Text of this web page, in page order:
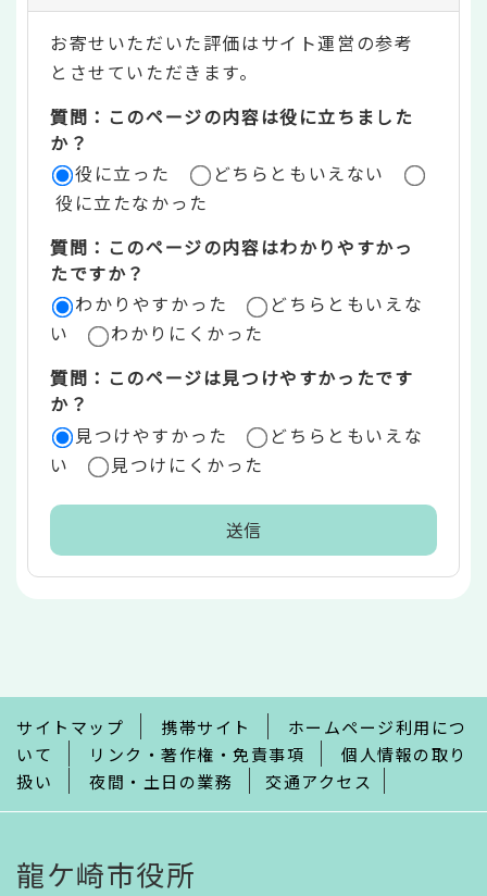
テ
ン
ツ
評
価
リ
ア
お寄せいただいた評価はサイト運営の参考
とさせていただきます。
質問：このページの内容は役に立ちました
か？
役に立った
どちらともいえない
役に立たなかった
質問：このページの内容はわかりやすかっ
たですか？
わかりやすかった
どちらともいえな
い
わかりにくかった
質問：このページは見つけやすかったです
か？
見つけやすかった
どちらともいえな
い
見つけにくかった
で
サイトマップ 携帯サイト
ホームページ利用につ
いて
リンク・著作権・免責事項
個人情報の取り
扱い
夜間・土日の業務 交通アクセス
龍ケ崎市役所